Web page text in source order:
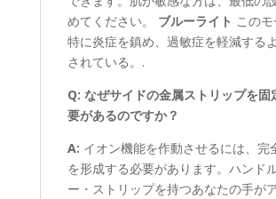
めてください。 ブルーライト このモ
特に炎症を鎮め、過敏症を軽減する
されている。.
Q: なぜサイドの金属ストリップを固
要があるのですか？
A: イオン機能を作動させるには、完
を形成する必要があります。ハンド
ー・ストリップを持つあなたの手が